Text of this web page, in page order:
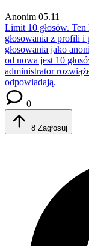
Anonim 05.11
Limit 10 głosów. Ten
głosowania z profili
głosowania jako
od nowa jest 10
administrator
odpowiadają.
0
8 Zagłosuj